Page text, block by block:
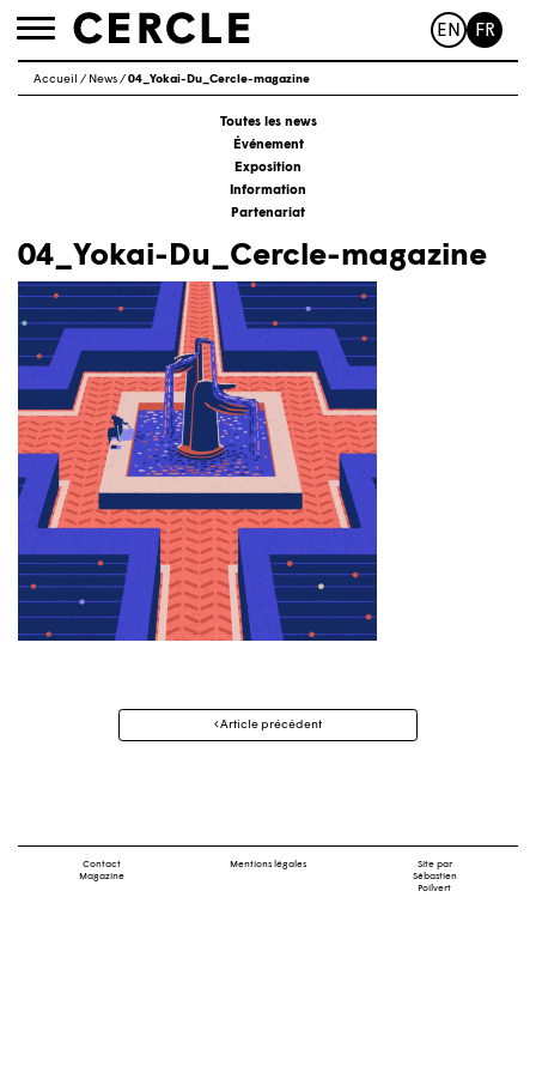
Toggle
EN FR
Accueil / News/04_Yokai-Du_Cercle-magazine
Toutes les news
Événement
Exposition
Information
Partenariat
04_Yokai-Du_Cercle-magazine
Navigation
Article précédent
Contact
Magazine
Mentions légales
Site par
Sébastien
Poilvert